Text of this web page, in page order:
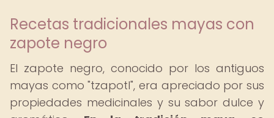
Recetas tradicionales mayas con
zapote negro
El zapote negro, conocido por los antiguos
mayas como "tzapotl", era apreciado por sus
propiedades medicinales y su sabor dulce y